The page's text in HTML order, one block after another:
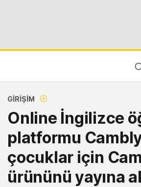
GIRIŞIM
Online İngilizce
platformu
çocuklar için
ürününü yayına